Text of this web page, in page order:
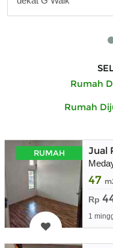
Rumah
Rumah
RUMAH Jual
47
Rp
1